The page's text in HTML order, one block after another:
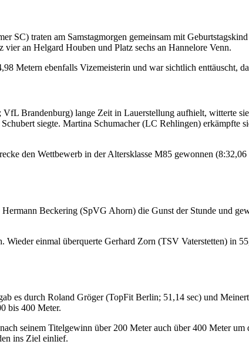
SC) traten am Samstagmorgen gemeinsam mit
an Helgard Houben und Platz sechs an Hannelore Venn.
Metern ebenfalls Vizemeisterin und war sichtlich enttäuscht,
Brandenburg) lange Zeit in Lauerstellung aufhielt, witterte
siegte. Martina Schumacher (LC Rehlingen)
den Wettbewerb in der Altersklasse M85 gewonnen
Beckering (SpVG Ahorn) die Gunst der Stunde und
einmal überquerte Gerhard Zorn (TSV Vaterstetten) in
es durch Roland Gröger (TopFit Berlin; 51,14 sec) und
bis 400 Meter.
seinem Titelgewinn über 200 Meter auch über 400 Meter
ins Ziel einlief.